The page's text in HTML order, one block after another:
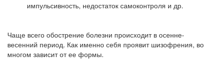
импульсивность, недостаток самоконтроля и др.
Чаще всего обострение болезни происходит в осенне-
весенний период. Как именно себя проявит шизофрения, во
многом зависит от ее формы.